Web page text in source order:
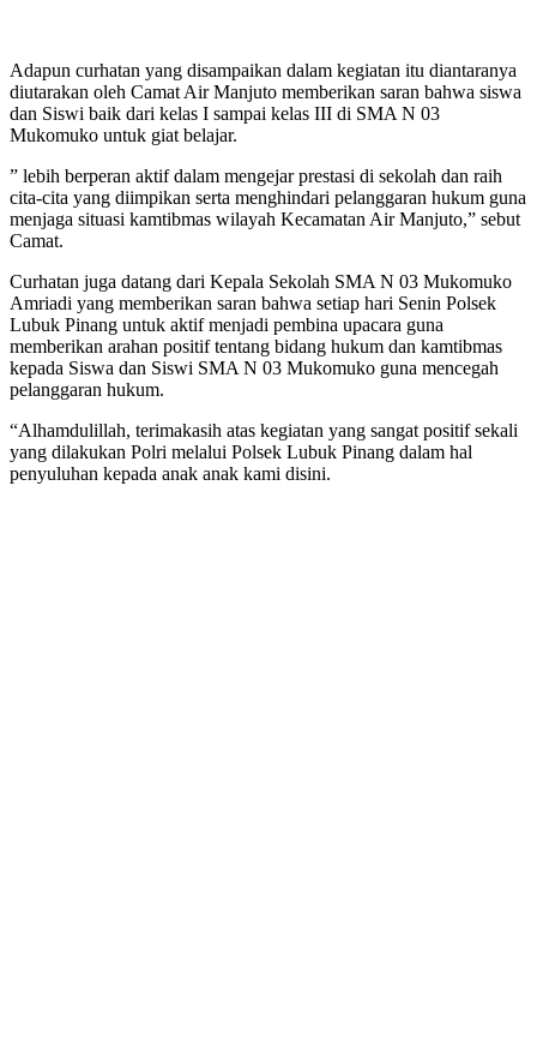
Adapun curhatan yang disampaikan dalam kegiatan itu diantaranya
diutarakan oleh Camat Air Manjuto memberikan saran bahwa siswa
dan Siswi baik dari kelas I sampai kelas III di SMA N 03
Mukomuko untuk giat belajar.
” lebih berperan aktif dalam mengejar prestasi di sekolah dan raih
cita-cita yang diimpikan serta menghindari pelanggaran hukum guna
menjaga situasi kamtibmas wilayah Kecamatan Air Manjuto,” sebut
Camat.
Curhatan juga datang dari Kepala Sekolah SMA N 03 Mukomuko
Amriadi yang memberikan saran bahwa setiap hari Senin Polsek
Lubuk Pinang untuk aktif menjadi pembina upacara guna
memberikan arahan positif tentang bidang hukum dan kamtibmas
kepada Siswa dan Siswi SMA N 03 Mukomuko guna mencegah
pelanggaran hukum.
“Alhamdulillah, terimakasih atas kegiatan yang sangat positif sekali
yang dilakukan Polri melalui Polsek Lubuk Pinang dalam hal
penyuluhan kepada anak anak kami disini.